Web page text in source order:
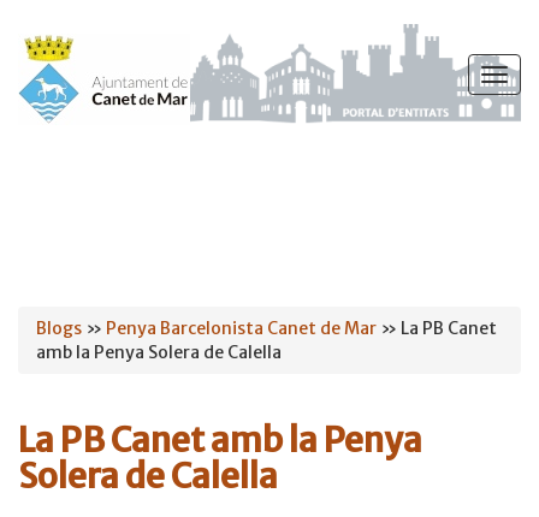
Vés
contingut
Esteu
aquí
Blogs » Penya Barcelonista Canet de Mar » La PB Canet
amb la Penya Solera de Calella
La PB Canet amb la Penya
Solera de Calella